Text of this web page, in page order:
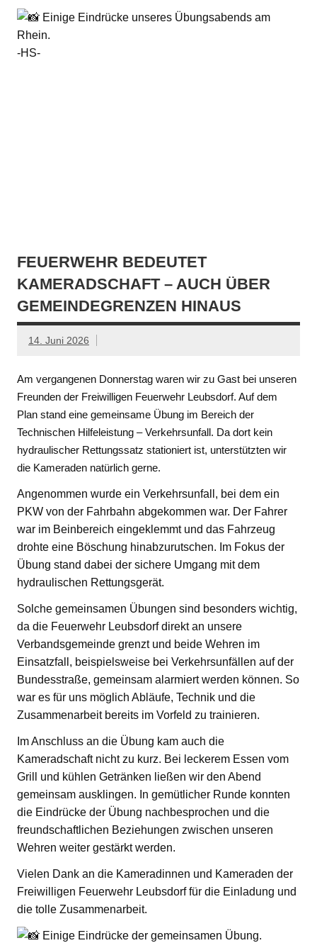
Einige Eindrücke unseres Übungsabends am
Rhein.
-HS-
FEUERWEHR BEDEUTET
KAMERADSCHAFT – AUCH ÜBER
GEMEINDEGRENZEN HINAUS
14. Juni 2026
Am vergangenen Donnerstag waren wir zu Gast bei unseren
Freunden der Freiwilligen Feuerwehr Leubsdorf. Auf dem
Plan stand eine gemeinsame Übung im Bereich der
Technischen Hilfeleistung – Verkehrsunfall. Da dort kein
hydraulischer Rettungssatz stationiert ist, unterstützten wir
die Kameraden natürlich gerne.
Angenommen wurde ein Verkehrsunfall, bei dem ein
PKW von der Fahrbahn abgekommen war. Der Fahrer
war im Beinbereich eingeklemmt und das Fahrzeug
drohte eine Böschung hinabzurutschen. Im Fokus der
Übung stand dabei der sichere Umgang mit dem
hydraulischen Rettungsgerät.
Solche gemeinsamen Übungen sind besonders wichtig,
da die Feuerwehr Leubsdorf direkt an unsere
Verbandsgemeinde grenzt und beide Wehren im
Einsatzfall, beispielsweise bei Verkehrsunfällen auf der
Bundesstraße, gemeinsam alarmiert werden können. So
war es für uns möglich Abläufe, Technik und die
Zusammenarbeit bereits im Vorfeld zu trainieren.
Im Anschluss an die Übung kam auch die
Kameradschaft nicht zu kurz. Bei leckerem Essen vom
Grill und kühlen Getränken ließen wir den Abend
gemeinsam ausklingen. In gemütlicher Runde konnten
die Eindrücke der Übung nachbesprochen und die
freundschaftlichen Beziehungen zwischen unseren
Wehren weiter gestärkt werden.
Vielen Dank an die Kameradinnen und Kameraden der
Freiwilligen Feuerwehr Leubsdorf für die Einladung und
die tolle Zusammenarbeit.
Einige Eindrücke der gemeinsamen Übung.